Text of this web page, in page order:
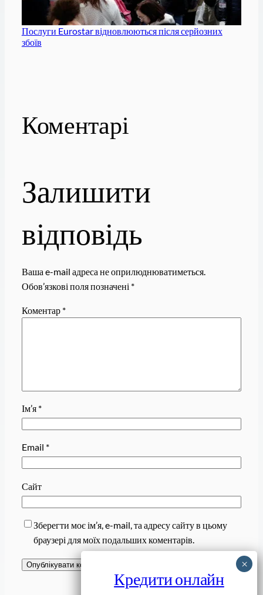
Послуги Eurostar відновлюються після серйозних
збоїв
Коментарі
Залишити
відповідь
Ваша e-mail адреса не оприлюднюватиметься.
Обов’язкові поля позначені *
Коментар *
Ім’я *
Email *
Сайт
Зберегти моє ім’я, e-mail, та адресу сайту в цьому
браузері для моїх подальших коментарів.
Кредити онлайн